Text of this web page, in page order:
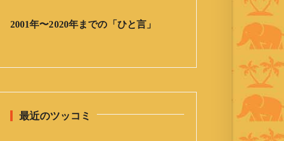
ア
2001年〜2020年までの「ひと言」
最近のツッコミ